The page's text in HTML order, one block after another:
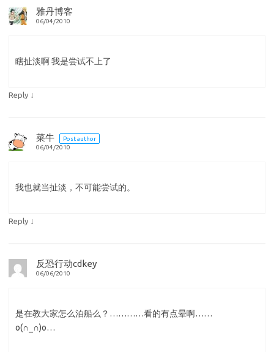
雅丹博客
06/04/2010
瞎扯淡啊 我是尝试不上了
Reply ↓
菜牛
Post author
06/04/2010
我也就当扯淡，不可能尝试的。
Reply ↓
反恐行动cdkey
06/06/2010
是在教大家怎么泊船么？…………看的有点晕啊……
o(∩_∩)o…